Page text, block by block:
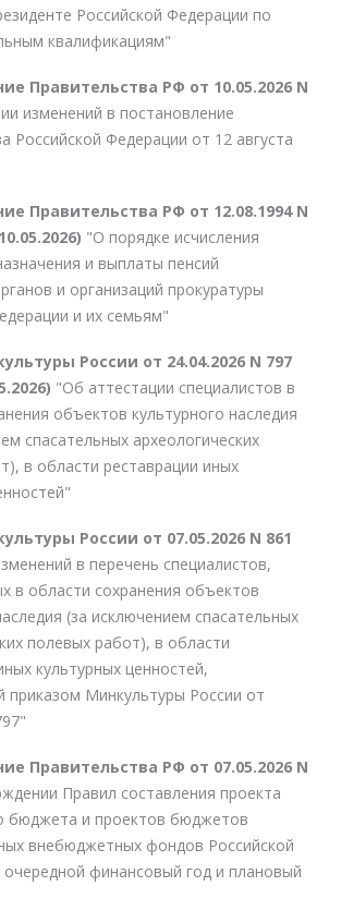
Российской Федерации по
квалификациям"
Правительства РФ от 10.05.2026 N
изменений в постановление
Российской Федерации от 12 августа
Правительства РФ от 12.08.1994 N
"О порядке исчисления
и выплаты пенсий
и организаций прокуратуры
и их семьям"
России от 24.04.2026 N 797
"Об аттестации специалистов в
объектов культурного наследия
спасательных археологических
в области реставрации иных
России от 07.05.2026 N 861
в перечень специалистов,
в области сохранения объектов
(за исключением спасательных
полевых работ), в области
культурных ценностей,
приказом Минкультуры России от
Правительства РФ от 07.05.2026 N
Правил составления проекта
бюджета и проектов бюджетов
внебюджетных фондов Российской
финансовый год и плановый